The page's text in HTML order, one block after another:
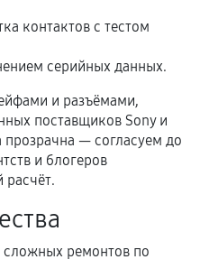
попадание влаги,
если иное не
контактов с тестом
серийных данных.
и разъёмами,
поставщиков Sony и
— согласуем до
и блогеров
расчёт.
ремонтов по